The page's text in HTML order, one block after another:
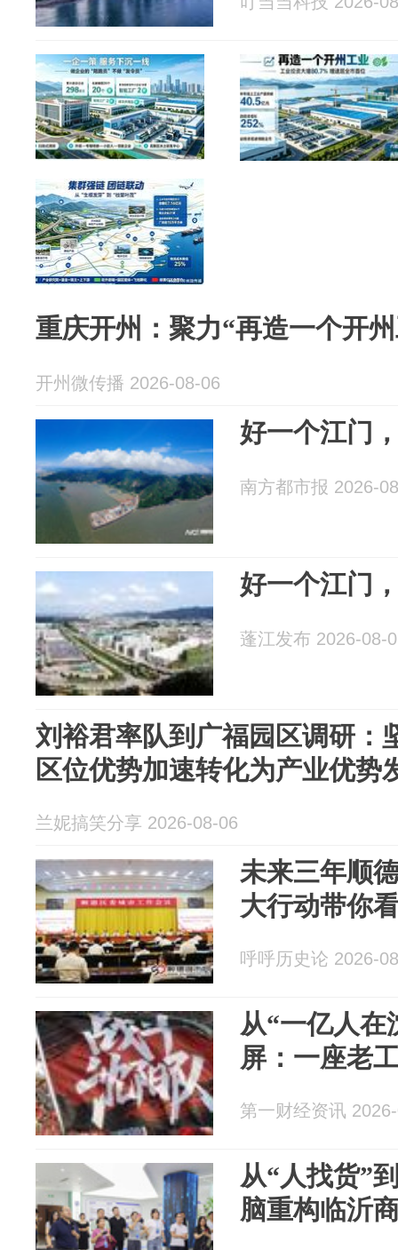
重庆开州：聚力“再造一个开
开州微传播 2026-08-06
好一个江门
南方都市报 2026-
好一个江门
蓬江发布 2026-08-
刘裕君率队到广福园区调研：
区位优势加速转化为产业优势
兰妮搞笑分享 2026-08-06
未来三年顺
大行动带你
呼呼历史论 2026-
从“一亿人在
屏：一座老
第一财经资讯
从“人找货”
脑重构临沂